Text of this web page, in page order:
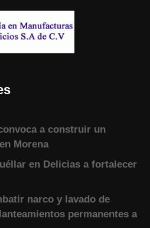
a construir un
Morena
en Delicias a fortalecer
narco y lavado de
permanentes a